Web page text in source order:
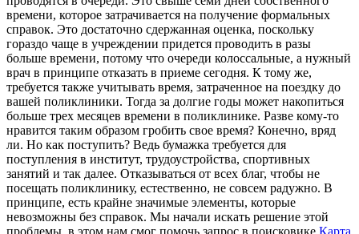
времени, которое затрачивается на получение формальных
справок. Это достаточно сдержанная оценка, поскольку
гораздо чаще в учреждении придется проводить в разы
больше времени, потому что очереди колоссальные, а нужный
врач в принципе отказать в приеме сегодня. К тому же,
требуется также учитывать время, затраченное на поездку до
вашей поликлиники. Тогда за долгие годы может накопиться
больше трех месяцев времени в поликлинике. Разве кому-то
нравится таким образом гробить свое время? Конечно, вряд
ли. Но как поступить? Ведь бумажка требуется для
поступления в институт, трудоустройства, спортивных
занятий и так далее. Отказываться от всех благ, чтобы не
посещать поликлинику, естественно, не совсем радужно. В
принципе, есть крайне значимые элементы, которые
невозможны без справок. Мы начали искать решение этой
проблемы, в этом нам смог помочь запрос в поисковике Карта